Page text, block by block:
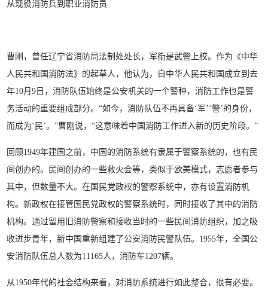
从现役消防兵到职业消防员
曹刚，曾任辽宁省消防局法制处处长，军衔是武警上校。作为《中华
人民共和国消防法》的起草人，他认为，自中华人民共和国成立到去
年10月9日，消防队伍始终是公安机关的一个警种，消防工作也是警
务活动的重要组成部分。“如今，消防队伍不再具备‘军’‘警’的身份，
而成为‘民’。”曹刚说，“这意味着中国消防工作进入新的历史阶段。”
回顾1949年建国之前，中国的消防系统有隶属于警察系统的，也有民
间创办的。民间创办的一些救火会等，类似于欧美模式，志愿者参与
其中，但数量不大。在国民党政权的警察系统中，亦有设置消防机
构。新政权在接管国民党政权的警察系统时，同时接收了其中的消防
机构。通过留用旧消防警察和接收当时的一些民间消防组织，加之吸
收进步青年，新中国重新组建了公安消防民警队伍。1955年，全国公
安消防队伍总人数为11165人，消防车1207辆。
从1950年代的社会结构来看，对消防系统进行如此整合，很有必要。